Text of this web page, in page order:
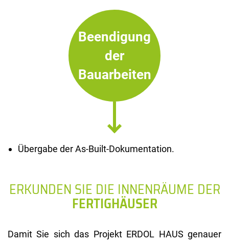
Beendigung
der
Bauarbeiten
Übergabe der As-Built-Dokumentation.
ERKUNDEN SIE DIE INNENRÄUME DER
FERTIGHÄUSER
Damit Sie sich das Projekt ERDOL HAUS genauer